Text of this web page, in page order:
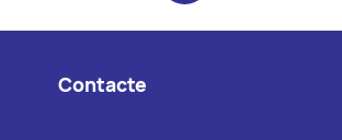
Contacte